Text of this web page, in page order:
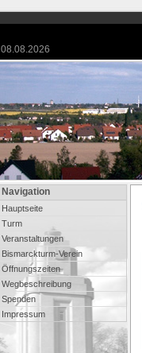
08.08.2026
Navigation
Hauptseite
Turm
Veranstaltungen
Bismarckturm-Verein
Öffnungszeiten
Wegbeschreibung
Spenden
Impressum